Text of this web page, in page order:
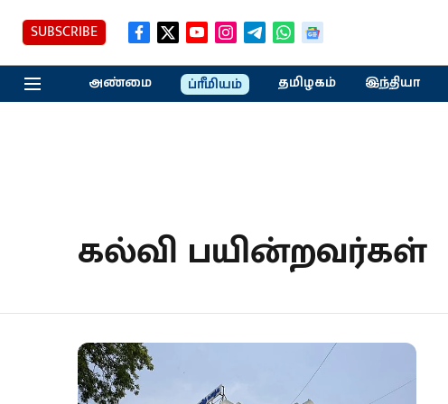
SUBSCRIBE
அண்மை ப்ரீமியம் தமிழகம் இந்தியா
கல்வி பயின்றவர்கள்